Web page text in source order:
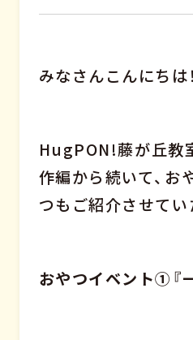
みなさんこんにちは！
HugPON!藤が丘教
作編から続いて、お
つもご紹介させてい
おやつイベント①『